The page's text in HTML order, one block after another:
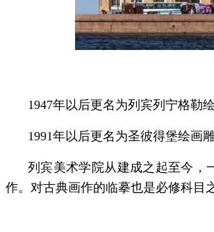
1947年以后更名为列宾列宁格勒
1991年以后更名为圣彼得堡绘画
列宾美术学院从建成之起至今，
作。对古典画作的临摹也是必修科目